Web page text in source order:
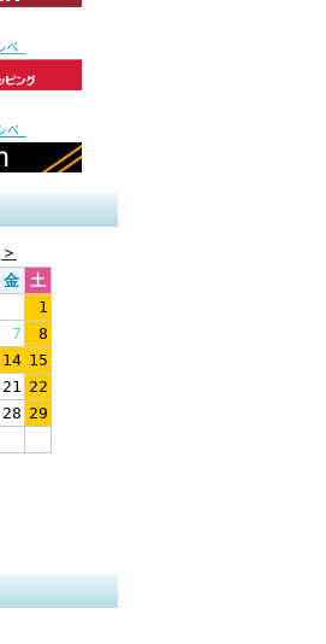
＞
金
土
1
7
8
14 15
21
22
28 29